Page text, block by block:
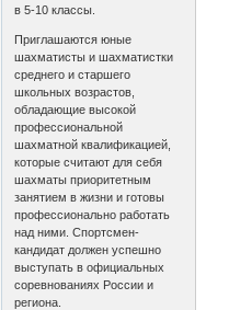
в 5-10 классы.
Приглашаются юные
шахматисты и шахматистки
среднего и старшего
школьных возрастов,
обладающие высокой
профессиональной
шахматной квалификацией,
которые считают для себя
шахматы приоритетным
занятием в жизни и готовы
профессионально работать
над ними. Спортсмен-
кандидат должен успешно
выступать в официальных
соревнованиях России и
региона.